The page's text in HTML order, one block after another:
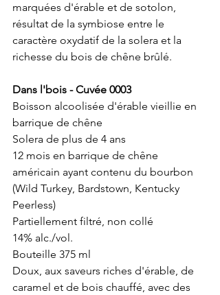
marquées d'érable et de sotolon,
résultat de la symbiose entre le
caractère oxydatif de la solera et la
richesse du bois de chêne brûlé.
Dans l'bois - Cuvée 0003
Boisson alcoolisée d'érable vieillie en
barrique de chêne
Solera de plus de 4 ans
12 mois en barrique de chêne
américain ayant contenu du bourbon
(Wild Turkey, Bardstown, Kentucky
Peerless)
Partiellement filtré, non collé
14% alc./vol.
Bouteille 375 ml
Doux, aux saveurs riches d'érable, de
caramel et de bois chauffé, avec des